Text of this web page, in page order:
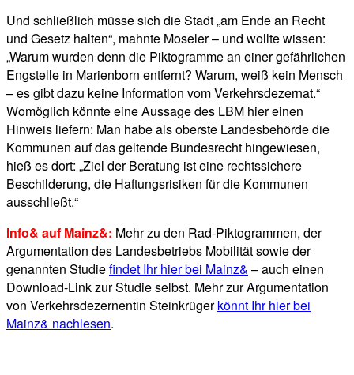
Und schließlich müsse sich die Stadt „am Ende an Recht
und Gesetz halten“, mahnte Moseler – und wollte wissen:
„Warum wurden denn die Piktogramme an einer gefährlichen
Engstelle in Marienborn entfernt? Warum, weiß kein Mensch
– es gibt dazu keine Information vom Verkehrsdezernat.“
Womöglich könnte eine Aussage des LBM hier einen
Hinweis liefern: Man habe als oberste Landesbehörde die
Kommunen auf das geltende Bundesrecht hingewiesen,
hieß es dort: „Ziel der Beratung ist eine rechtssichere
Beschilderung, die Haftungsrisiken für die Kommunen
ausschließt.“
Info& auf Mainz&: Mehr zu den Rad-Piktogrammen, der
Argumentation des Landesbetriebs Mobilität sowie der
genannten Studiefindet Ihr hier bei Mainz& – auch einen
Download-Link zur Studie selbst. Mehr zur Argumentation
von Verkehrsdezernentin Steinkrügerkönnt Ihr hier bei
Mainz& nachlesen.